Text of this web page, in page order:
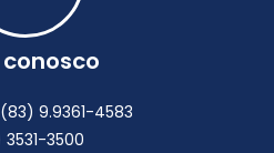
conosco
9.9361-4583
3500